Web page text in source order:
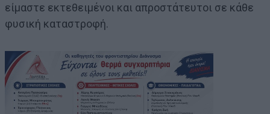
είμαστε εκτεθειμένοι και απροστάτευτοι σε κάθε
φυσική καταστροφή.